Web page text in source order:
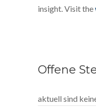
insight. Visit the
Offene
aktuell sind